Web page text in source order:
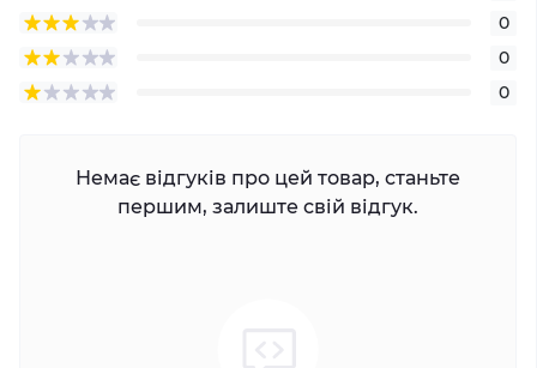
0
0
0
Немає відгуків про цей товар, станьте
першим, залиште свій відгук.